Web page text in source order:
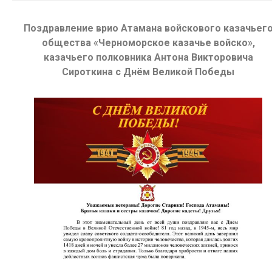
Поздравление врио Атамана войскового
общества «Черноморское казачье войско»,
казачьего полковника Антона Викторовича
Сироткина с Днём Великой Победы